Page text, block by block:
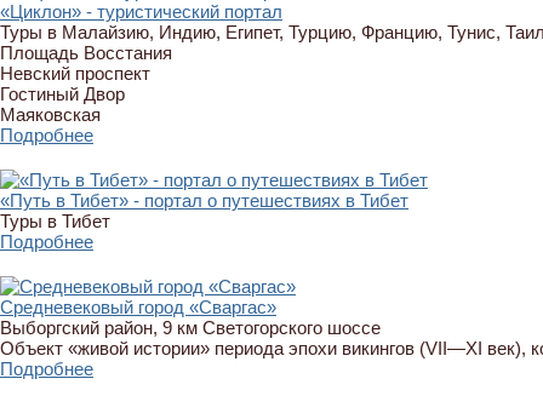
«Циклон» - туристический портал
Туры в Малайзию, Индию, Египет, Турцию, Францию, Тунис,
Площадь Восстания
Невский проспект
Гостиный Двор
Маяковская
Подробнее
«Путь в Тибет» - портал о путешествиях в Тибет
Туры в Тибет
Подробнее
Средневековый город «Сваргас»
Выборгский район, 9 км Светогорского шоссе
Объект «живой истории» периода эпохи викингов (VII—XI век),
Подробнее